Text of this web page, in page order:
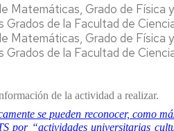
Matemáticas, Grado de Física
Grados de la Facultad de
Matemáticas, Grado de Física
Grados de la Facultad de
de la actividad a realizar.
se pueden reconocer, como
por “actividades universitarias